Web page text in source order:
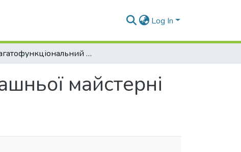
Log In
Багатофункціональний верстат для домашньої майстерні
майстерні